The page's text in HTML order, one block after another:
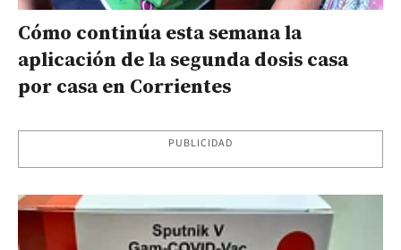
Cómo continúa esta semana la
aplicación de la segunda dosis casa
por casa en Corrientes
PUBLICIDAD